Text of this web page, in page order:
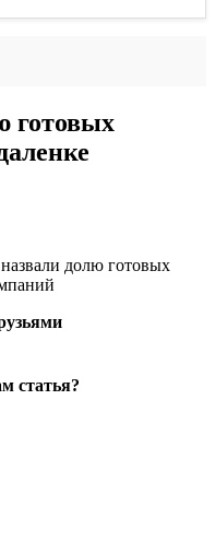
готовых
статья?